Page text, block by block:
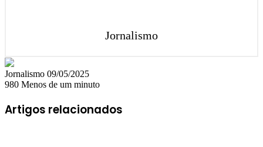
Jornalismo
Jornalismo Mande
um
mail
09/05/2025
980 Menos de um minuto
Artigos relacionados